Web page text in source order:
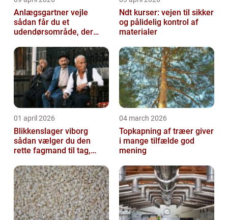
Anlægsgartner vejle
sådan får du et
udendørsområde, der
Ndt kurser: vejen til sikker
og pålidelig kontrol af
materialer
01 april 2026
Blikkenslager viborg
sådan vælger du den
rette fagmand til tag,
04 march 2026
Topkapning af træer giver
i mange tilfælde god
mening